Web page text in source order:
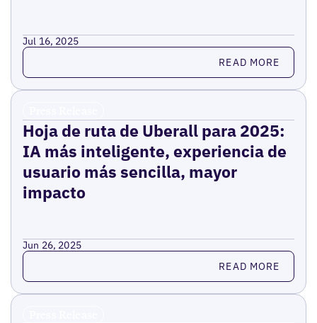
Jul 16, 2025
Read more READ MORE
Hoja de ruta de Uberall para 2025:
IA más inteligente, experiencia de
usuario más sencilla, mayor
impacto
Jun 26, 2025
Read more READ MORE